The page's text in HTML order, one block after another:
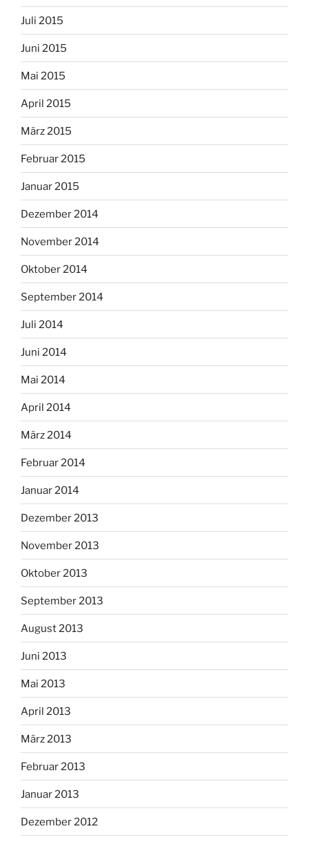
Juli 2015
Juni 2015
Mai 2015
April 2015
März 2015
Februar 2015
Januar 2015
Dezember 2014
November 2014
Oktober 2014
September 2014
Juli 2014
Juni 2014
Mai 2014
April 2014
März 2014
Februar 2014
Januar 2014
Dezember 2013
November 2013
Oktober 2013
September 2013
August 2013
Juni 2013
Mai 2013
April 2013
März 2013
Februar 2013
Januar 2013
Dezember 2012